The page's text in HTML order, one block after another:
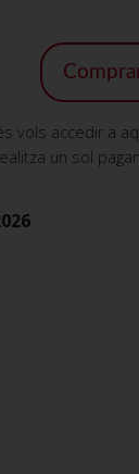
vols accedir a
un sol